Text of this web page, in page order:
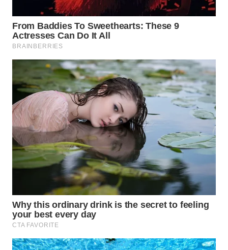
WN
NATUNA
WN
BINTAN
WN
MANDALIKA
LIKUPANG
LABUANBAJO
WN
BORNEO